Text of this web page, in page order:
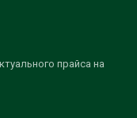
прайса на